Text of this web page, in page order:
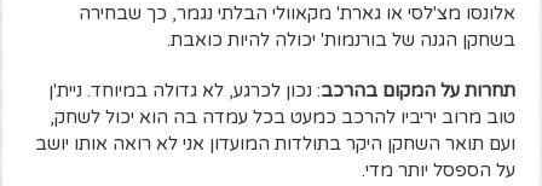
אלונסו מצ'לסי או גארת' מקאוולי הבלתי נגמר, כך שבחירה
בשחקן הגנה של בורנמות' יכולה להיות כואבת.
תחרות על המקום בהרכב: נכון לכרגע, לא גדולה במיוחד. ניית'ן
טוב מרוב יריביו להרכב כמעט בכל עמדה בה הוא יכול לשחק,
ועם תואר השחקן היקר בתולדות המועדון אני לא רואה אותו יושב
על הספסל יותר מדי.